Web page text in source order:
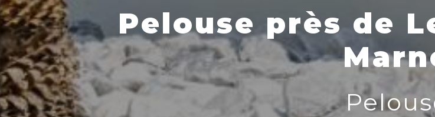
Pelouse près de